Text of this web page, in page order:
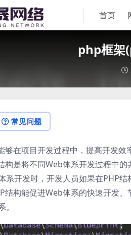
首页
php框
常见问题
够在项目开发过程中，提高开发
构是将不同Web体系开发过程中
系开发时，开发人员如果在PHP
结构能促进Web体系的快速开发